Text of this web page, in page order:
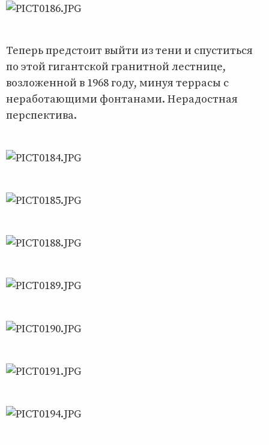
Теперь предстоит выйти из тени и спуститься
по этой гигантской гранитной лестнице,
возложенной в 1968 году, минуя террасы с
неработающими фонтанами. Нерадостная
перспектива.